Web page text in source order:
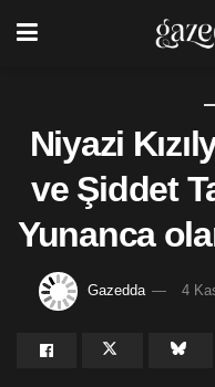
Niyazi
ve Şiddet
Yunanca
Gazedda 4